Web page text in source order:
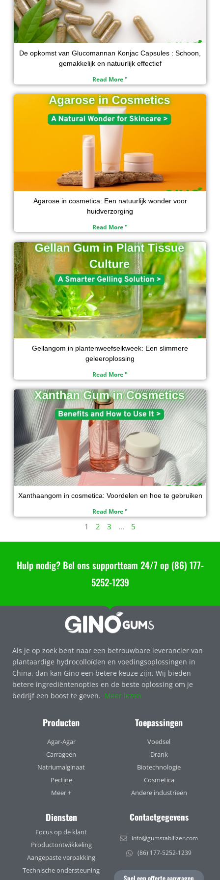
De opkomst van Glucomannan Konjac Capsules : Schoon,
gemakkelijk en natuurlijk effectief
Read More "
Agarose in cosmetica: Een natuurlijk wonder voor
huidverzorging
Read More "
Gellangom in plantenweefselkweek: Een slimmere
geleeroplossing
Read More "
Xanthaangom in cosmetica: Voordelen en hoe te gebruiken
Read More "
1 2 3 ... 5
Hulp nodig? Bel ons supportteam 24/7 op (86) 177-
5252-1239
Als je op zoek bent naar een betrouwbare leverancier van
plantaardige hydrocolloïden en voedingsoplossingen in
China, dan kan Gino een betere keuze zijn. Wij bieden
betere ingrediëntenopties en de beste oplossing om je
bedrijf een boost te geven. Meer lezen
Producten
Agar-Agar
Carrageen
Natriumalginaat
Pectine
Meer +
Toepassingen
Voedsel
Drank
Biotechnologie
Cosmetica
Andere industrieën
Diensten
Focus op de klant
Productontwikkeling
Aangepaste verpakking
Technische ondersteuning
Contactgegevens
info@gumstabilizer.com
(86) 177-5252-1239